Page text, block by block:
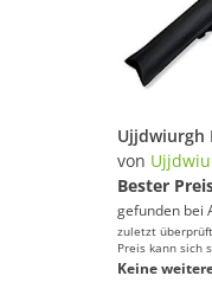
von
Bester
gefunden bei
zuletzt
Preis kann sich
Keine